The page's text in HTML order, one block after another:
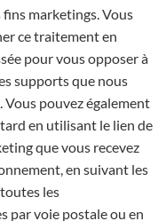
marketings. Vous
ce traitement en
pour vous opposer à
supports que nous
pouvez également
en utilisant le lien de
que vous recevez
en suivant les
les
par voie postale ou en